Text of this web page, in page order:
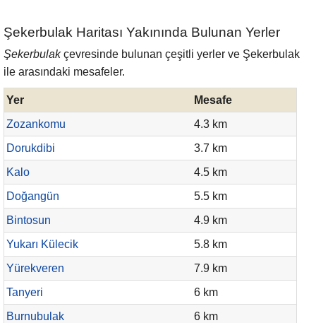
Şekerbulak Haritası Yakınında Bulunan Yerler
Şekerbulakçevresinde bulunan çeşitli yerler ve Şekerbulak
ile arasındaki mesafeler.
Yer
Mesafe
Zozankomu
4.3 km
Dorukdibi
3.7 km
Kalo
4.5 km
Doğangün
5.5 km
Bintosun
4.9 km
Yukarı Külecik
5.8 km
Yürekveren
7.9 km
Tanyeri
6 km
Burnubulak
6 km